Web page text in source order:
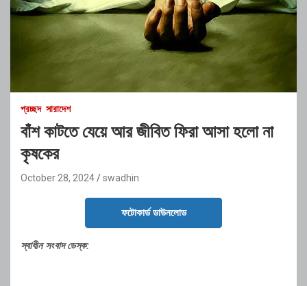
প্রচ্ছদ সারাদেশ
বাঁশ কাটতে যেয়ে আর জীবিত ফিরা আসা হলো না
কৃষকের
October 28, 2024 swadhin
ফটোকার্ড ডাউনলোড
স্বাধীন সংবাদ ডেস্ক: